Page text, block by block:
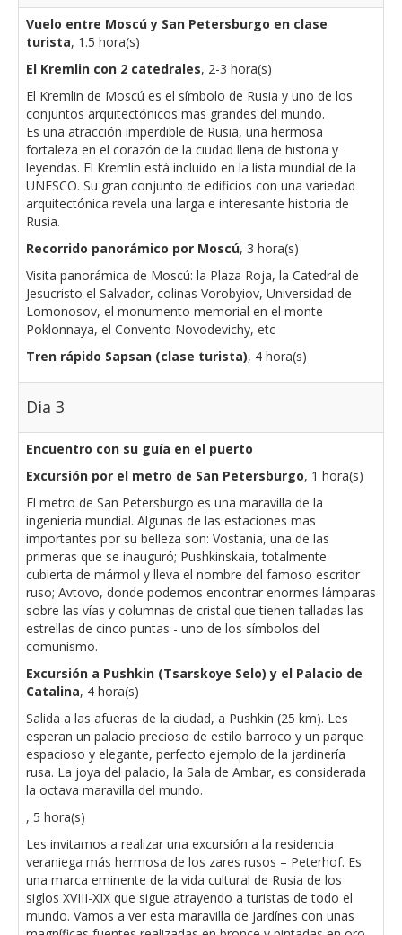
Vuelo entre Moscú y San Petersburgo en clase
turista, 1.5 hora(s)
El Kremlin con 2 catedrales, 2-3 hora(s)
El Kremlin de Moscú es el símbolo de Rusia y uno de los
conjuntos arquitectónicos mas grandes del mundo.
Es una atracción imperdible de Rusia, una hermosa
fortaleza en el corazón de la ciudad llena de historia y
leyendas. El Kremlin está incluido en la lista mundial de la
UNESCO. Su gran conjunto de edificios con una variedad
arquitectónica revela una larga e interesante historia de
Rusia.
Recorrido panorámico por Moscú, 3 hora(s)
Visita panorámica de Moscú: la Plaza Roja, la Catedral de
Jesucristo el Salvador, colinas Vorobyiov, Universidad de
Lomonosov, el monumento memorial en el monte
Poklonnaya, el Convento Novodevichy, etc
Tren rápido Sapsan (clase turista), 4 hora(s)
Dia 3
Encuentro con su guía en el puerto
Excursión por el metro de San Petersburgo, 1 hora(s)
El metro de San Petersburgo es una maravilla de la
ingeniería mundial. Algunas de las estaciones mas
importantes por su belleza son: Vostania, una de las
primeras que se inauguró; Pushkinskaia, totalmente
cubierta de mármol y lleva el nombre del famoso escritor
ruso; Avtovo, donde podemos encontrar enormes lámparas
sobre las vías y columnas de cristal que tienen talladas las
estrellas de cinco puntas - uno de los símbolos del
comunismo.
Excursión a Pushkin (Tsarskoye Selo) y el Palacio de
Catalina, 4 hora(s)
Salida a las afueras de la ciudad, a Pushkin (25 km). Les
esperan un palacio precioso de estilo barroco y un parque
espacioso y elegante, perfecto ejemplo de la jardinería
rusa. La joya del palacio, la Sala de Ambar, es considerada
la octava maravilla del mundo.
, 5 hora(s)
Les invitamos a realizar una excursión a la residencia
veraniega más hermosa de los zares rusos – Peterhof. Es
una marca eminente de la vida cultural de Rusia de los
siglos XVIII-XIX que sigue atrayendo a turistas de todo el
mundo. Vamos a ver esta maravilla de jardínes con unas